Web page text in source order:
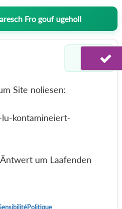
Fro gouf ugeholl
Site noliesen:
kontamineiert-
um Laafenden